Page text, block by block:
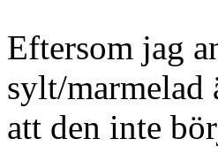
Eftersom jag
sylt/marmelad
att den inte